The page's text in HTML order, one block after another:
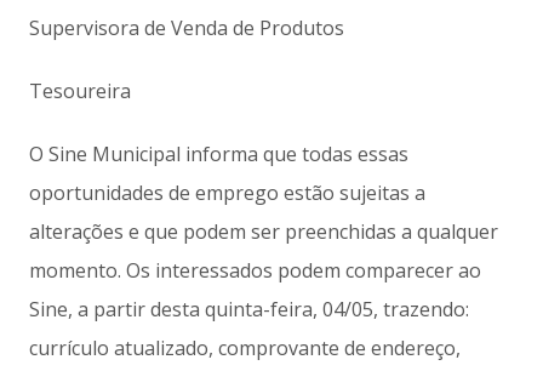
Supervisora de Venda de Produtos
Tesoureira
O Sine Municipal informa que todas essas
oportunidades de emprego estão sujeitas a
alterações e que podem ser preenchidas a qualquer
momento. Os interessados podem comparecer ao
Sine, a partir desta quinta-feira, 04/05, trazendo:
currículo atualizado, comprovante de endereço,